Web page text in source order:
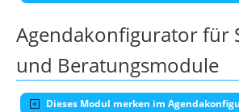
Agendakonfigurator für
und Beratungsmodule
Dieses Modul merken im